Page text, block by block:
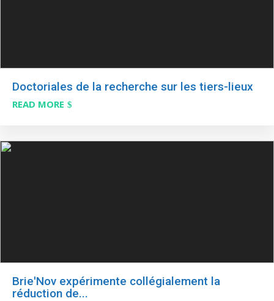
Doctoriales de la recherche sur les tiers-lieux
READ MORE
Brie'Nov expérimente collégialement la
réduction de...